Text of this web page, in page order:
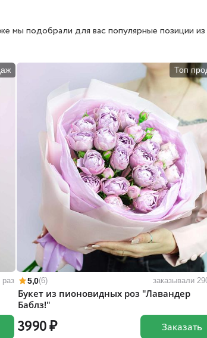
мы подобрали для вас популярные позиции из
раз
Топ
5,0(6) заказывали
Букет из пионовидных роз "Лавандер
Баблз!"
3990 Заказать